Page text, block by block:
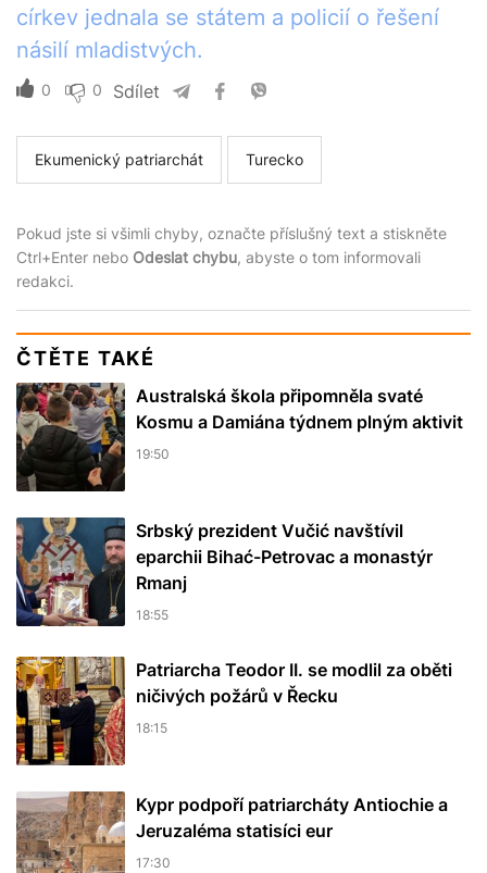
církev jednala se státem a policií o řešení
násilí mladistvých.
0 0 Sdílet
Ekumenický patriarchát Turecko
Pokud jste si všimli chyby, označte příslušný text a stiskněte
Ctrl+Enter nebo Odeslat chybu, abyste o tom informovali
redakci.
ČTĚTE TAKÉ
Australská škola připomněla svaté
Kosmu a Damiána týdnem plným aktivit
19:50
Srbský prezident Vučić navštívil
eparchii Bihać-Petrovac a monastýr
Rmanj
18:55
Patriarcha Teodor II. se modlil za oběti
ničivých požárů v Řecku
18:15
Kypr podpoří patriarcháty Antiochie a
Jeruzaléma statisíci eur
17:30